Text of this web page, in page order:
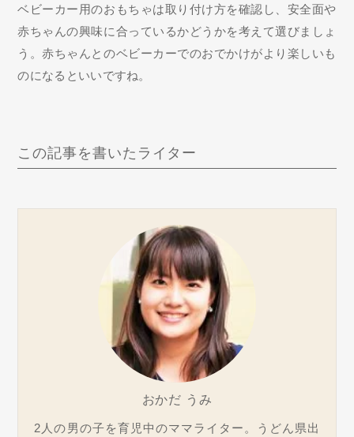
ベビーカー用のおもちゃは取り付け方を確認し、安全面や
赤ちゃんの興味に合っているかどうかを考えて選びましょ
う。赤ちゃんとのベビーカーでのおでかけがより楽しいも
のになるといいですね。
この記事を書いたライター
おかだ うみ
2人の男の子を育児中のママライター。うどん県出